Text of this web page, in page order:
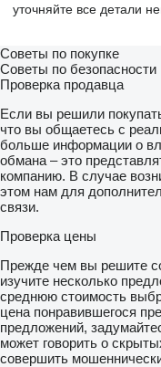
уточняйте все детали
Советы по покупке
Советы по безопасности
Проверка продавца
Если вы решили
что вы общаетесь с
больше информации о
обмана – это
компанию. В случае
этом нам для
связи.
Проверка цены
Прежде чем вы решите
изучите несколько
среднюю стоимость
цена понравившегося
предложений,
может говорить о
совершить